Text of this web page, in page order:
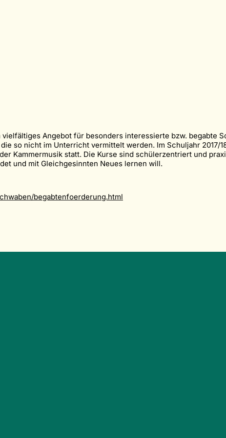
Angebot für besonders interessierte bzw. begabte
so nicht im Unterricht vermittelt werden. Im Schuljahr 2017/
Kammermusik statt. Die Kurse sind schülerzentriert und
und mit Gleichgesinnten Neues lernen will.
begabtenfoerderung.html